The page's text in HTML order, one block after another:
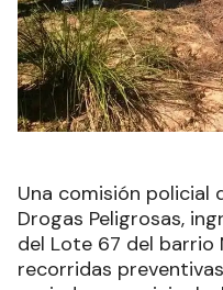
Una comisión policial
Drogas Peligrosas,
del Lote 67 del barrio
recorridas